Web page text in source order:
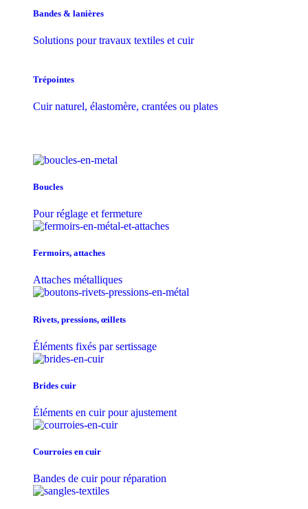
Bandes & lanières
Solutions pour travaux textiles et cuir
Trépointes
Cuir naturel, élastomère, crantées ou plates
Boucles
Pour réglage et fermeture
Fermoirs, attaches
Attaches métalliques
Rivets, pressions, œillets
Éléments fixés par sertissage
Brides cuir
Éléments en cuir pour ajustement
Courroies en cuir
Bandes de cuir pour réparation